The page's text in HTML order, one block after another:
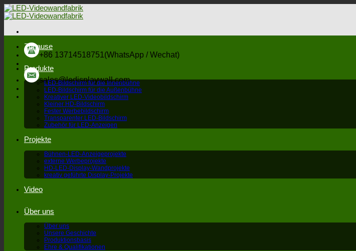
Zum
Inhalt
+86 13714518751(WhatsApp / Wechat)
sales@ledisplaywall.com
Zuhause
Produkte
LED-Bildschirm für die Innenbühne
LED-Bildschirm für die Außenbühne
Kreativer LED-Videobildschirm
Kleiner HD-Bildschirm
Fester Werbebildschirm
Transparenter LED-Bildschirm
Zubehör für LED-Anzeigen
Projekte
Bühnen-LED-Anzeigeprojekte
externe Werbeprojekte
HD-LED-Display-Wandprojekte
kreativ geführte Display-Projekte
Video
Über uns
Über uns
Unsere Geschichte
Produktionsbasis
Ehre & Qualifikationen